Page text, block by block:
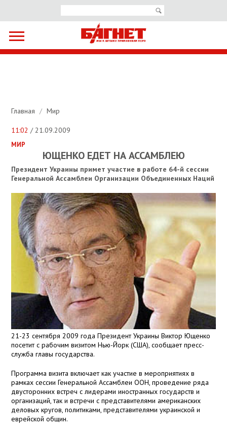
Главная / Мир
11:02 / 21.09.2009
МИР
ЮЩЕНКО ЕДЕТ НА АССАМБЛЕЮ
Президент Украины примет участие в работе 64-й сессии
Генеральной Ассамблеи Организации Объединенных Наций
21-23 сентября 2009 года Президент Украины Виктор Ющенко
посетит с рабочим визитом Нью-Йорк (США), сообщает пресс-
служба главы государства.
Программа визита включает как участие в мероприятиях в
рамках сессии Генеральной Ассамблеи ООН, проведение ряда
двусторонних встреч с лидерами иностранных государств и
организаций, так и встречи с представителями американских
деловых кругов, политиками, представителями украинской и
еврейской общин.